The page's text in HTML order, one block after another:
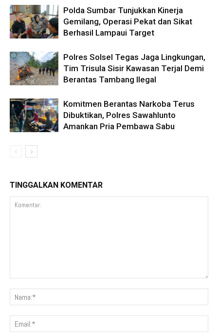
Polda Sumbar Tunjukkan Kinerja
Gemilang, Operasi Pekat dan Sikat
Berhasil Lampaui Target
Polres Solsel Tegas Jaga Lingkungan,
Tim Trisula Sisir Kawasan Terjal Demi
Berantas Tambang Ilegal
Komitmen Berantas Narkoba Terus
Dibuktikan, Polres Sawahlunto
Amankan Pria Pembawa Sabu
TINGGALKAN KOMENTAR